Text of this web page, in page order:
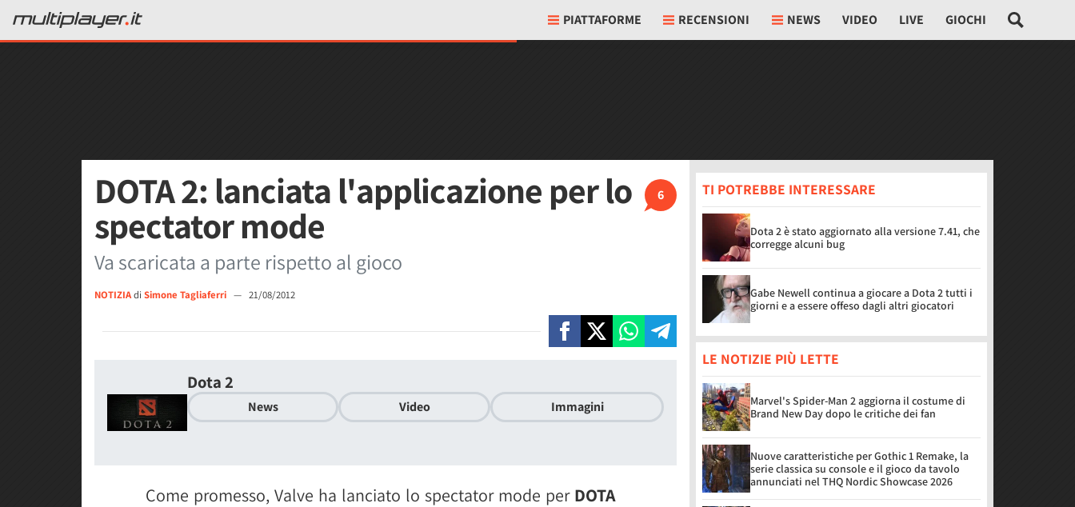
PIATTAFORME RECENSIONI NEWS VIDEO LIVE GIOCHI
6
DOTA 2: lanciata l'applicazione per lo
spectator mode
Va scaricata a parte rispetto al gioco
NOTIZIAdi Simone Tagliaferri — 21/08/2012
Dota 2
News Video Immagini
Come promesso, Valve ha lanciato lo spectator mode per DOTA
TI POTREBBE INTERESSARE
Dota 2 è stato aggiornato alla versione 7.41, che
corregge alcuni bug
Gabe Newell continua a giocare a Dota 2 tutti i
giorni e a essere offeso dagli altri giocatori
LE NOTIZIE PIÙ LETTE
Marvel's Spider-Man 2 aggiorna il costume di
Brand New Day dopo le critiche dei fan
Nuove caratteristiche per Gothic 1 Remake, la
serie classica su console e il gioco da tavolo
annunciati nel THQ Nordic Showcase 2026